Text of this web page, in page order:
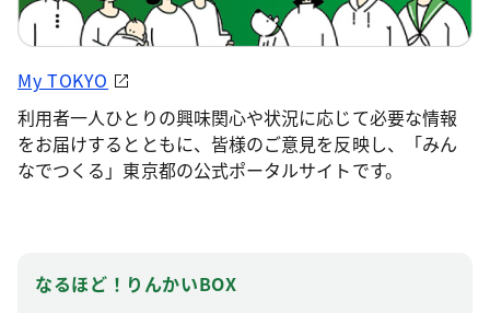
My TOKYO
利用者一人ひとりの興味関心や状況に応じて必要な情報
をお届けするとともに、皆様のご意見を反映し、「みん
なでつくる」東京都の公式ポータルサイトです。
なるほど！りんかいBOX